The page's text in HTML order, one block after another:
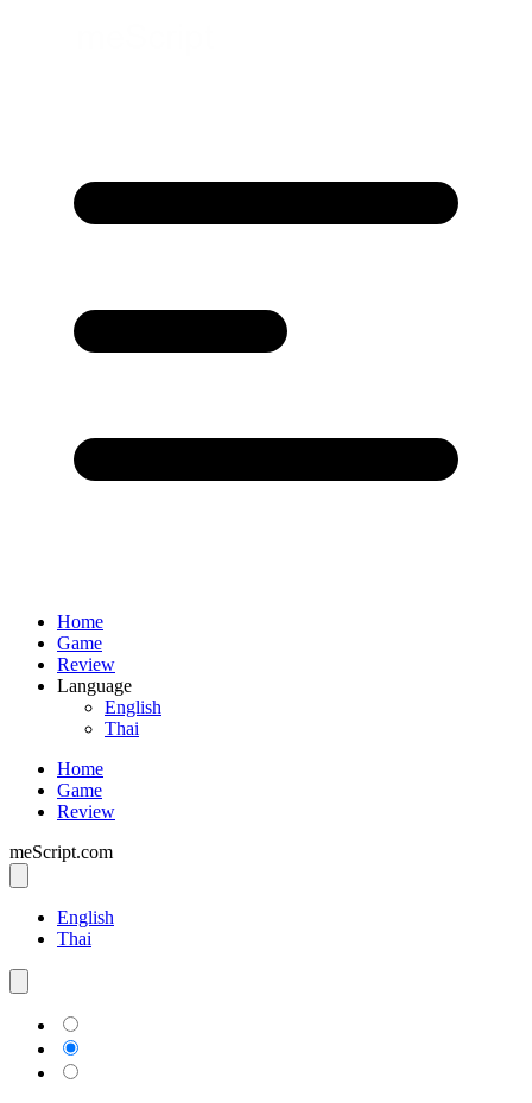
Home
Game
Review
Language
English
Thai
Home
Game
Review
meScript.com
English
Thai